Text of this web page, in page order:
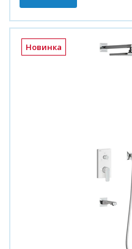
Новинка